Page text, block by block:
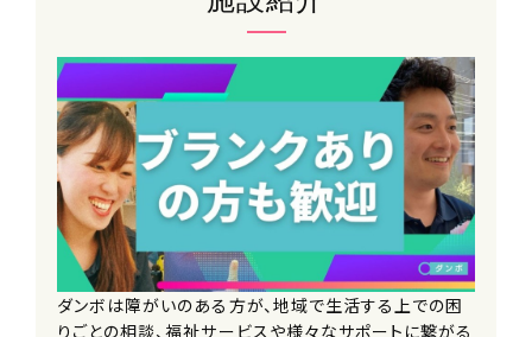
※月平均残業 6分（2023年4月～8月
待遇・福利厚生
資格取得支援あり
■入社祝い金
■交通費別途支給（上限30,000円/
月）
■車・バイク通勤可
※ガソリン代・駐車場補助あり（自社駐
車場無）
■給与改定年2回
ダンボは障がいのある方が、地域で生活する上での困
りごとの相談、福祉サービスや様々なサポートに繋がる